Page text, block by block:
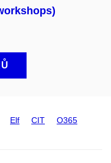
Elf CIT O365